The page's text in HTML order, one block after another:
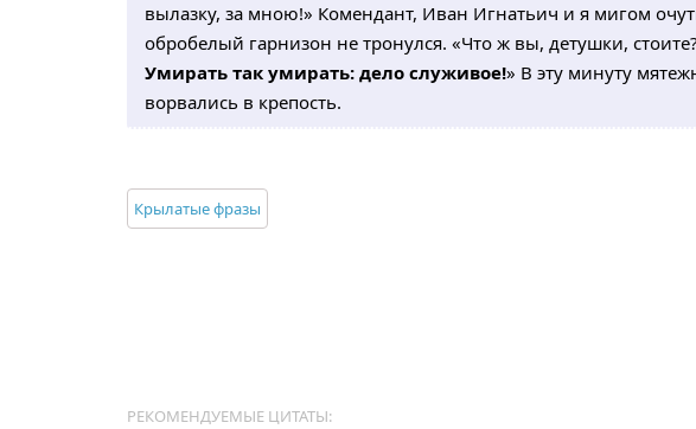
вылазку, за мною!» Комендант, Иван Игнатьич и я мигом
обробелый гарнизон не тронулся. «Что ж вы, детушки,
Умирать так умирать: дело служивое!» В эту минуту
ворвались в крепость.
Крылатые фразы
РЕКОМЕНДУЕМЫЕ ЦИТАТЫ: